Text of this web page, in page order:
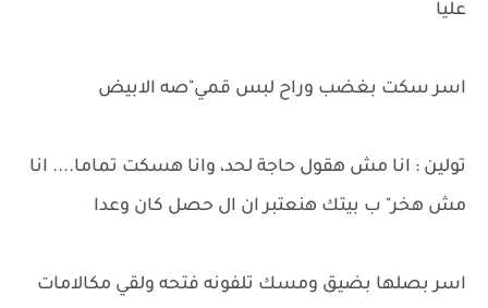
عليا
اسر سكت بغضب وراح لبس قمي"صه الابيض
تولين : انا مش هقول حاجة لحد، وانا هسكت تماما.... انا
مش هخر" ب بيتك هنعتبر ان ال حصل كان وعدا
اسر بصلها بضيق ومسك تلفونه فتحه ولقي مكالامات